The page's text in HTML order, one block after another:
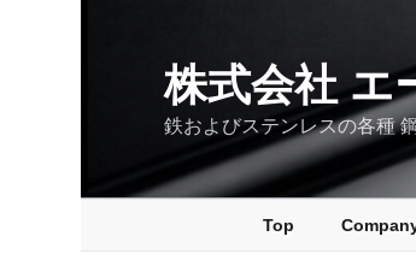
株式会社 エ
鉄およびステンレスの各種
Top